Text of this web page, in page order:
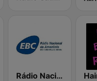
Rádio Nacional da Amazônia